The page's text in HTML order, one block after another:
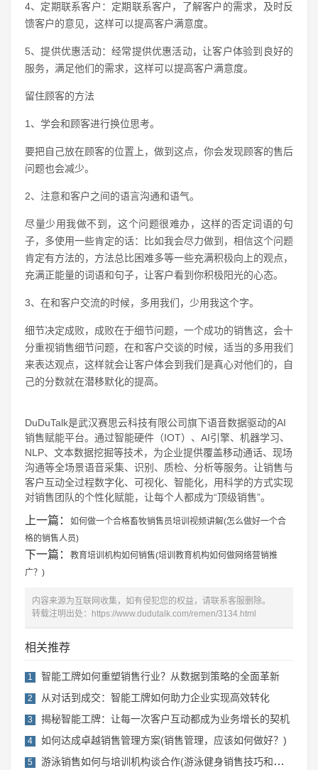
4、定期联系客户：定期联系客户，了解客户的需求，及时反
馈客户的意见，这样可以提高客户满意度。
5、提供优惠活动：经常提供优惠活动，让客户体验到良好的
服务，满足他们的需求，这样可以提高客户满意度。
留住顾客的方法
1、学会和顾客进行换位思考。
要把自己放在顾客的位置上，做到这点，你会发现顾客的售后
问题也会减少。
2、注意和客户之间的语言沟通和语气。
尽量少用我做不到，这个问题很难办，这样的否定词语的句
子，多使用一些肯定的话：比如我会尽力做到，相信这个问题
肯定有方法的，方法总比困难多等一些充满积极向上的观点，
充满正能量的词语和句子，让客户看到你积极阳光的心态。
3、在和客户交流的时候，多用我们，少用我这个字。
细节决定成败，成败在于细节问题，一个成功的销售这，会十
分重视销售细节问题，在和客户交谈的时候，适当的多用我们
来表达观点，这样就会让客户体会到我们是真心对他们的，自
己的分数就在潜移默化的提高。
DuDuTalk是武汉赛思云科技有限公司旗下语音数据驱动的AI
销售赋能平台。通过智能硬件（IOT）、AI引擎、机器学习、
NLP、文本数据挖掘等技术，为企业提供覆盖移动通话、现场
沟通等全场景语音采集、识别、质检、分析等服务。让销售与
客户互动全过程数字化、可视化、智能化，用科学的方式实现
对销售团队的个性化赋能，让每个人都成为“顶级销售”。
上一篇：
如何做一个合格畜牧销售员培训视频讲解(怎么做好一个合
格的销售人员)
下一篇：
教育培训机构如何销售(培训教育机构如何做网络营销推
广？)
内容来源为互联网收集，如有侵犯您的权益，请联系客服删除。
转载注明出处：
https://www.dudutalk.com/remen/3134.html
相关推荐
1 智能工牌如何重塑销售行业？从数据到策略的全面革新
2 从对话到成交：智能工牌如何助力企业实现高效转化
3 揭秘智能工牌：让每一次客户互动都成为业务增长的契机
4 如何达成卓越销售管理方案(销售管理，应该如何做好？)
5 游泳销售如何与培训机构谈合作(游泳健身销售技巧和话术)